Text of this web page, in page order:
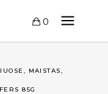
0
, MAISTAS,
85G